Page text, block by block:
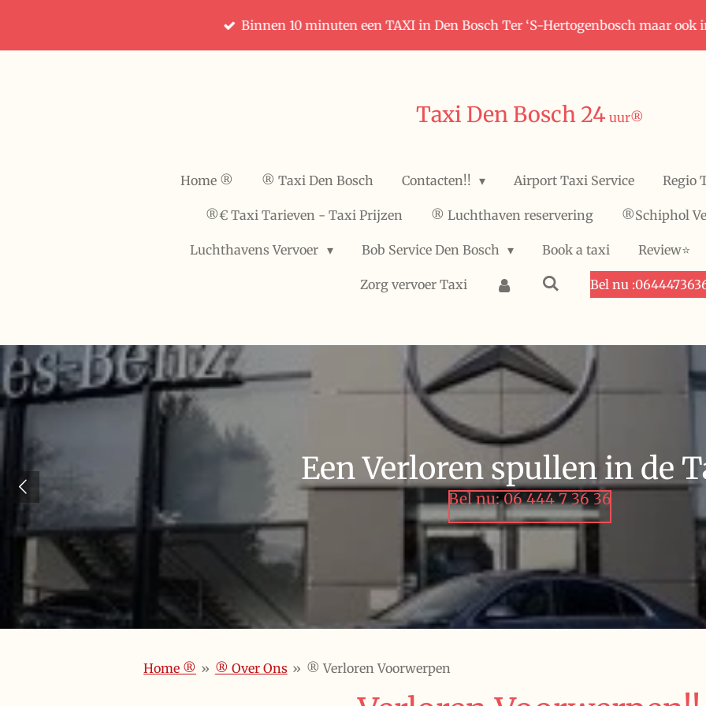
naar
Binnen 10 minuten een TAXI in Den Bosch Ter ‘S-Hertogenbosch maar
Taxi Den Bosch 24 uur®️
Home ®️ ®️ Taxi Den Bosch Contacten!! Airport Taxi Service Regio
®️€ Taxi Tarieven - Taxi Prijzen ®️ Luchthaven reservering ®️Schiphol
Luchthavens Vervoer Bob Service Den Bosch Book a taxi Review⭐️
Zorg vervoer Taxi Bel nu
Een Verloren spullen in de
Bel nu: 06 444 7 36 36
Home ®️ » ®️ Over Ons » ®️ Verloren Voorwerpen